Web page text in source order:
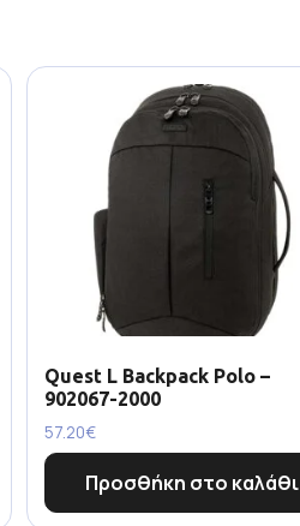
Quest L Backpack Polo –
902067-2000
57.20€
Προσθήκη στο καλάθι